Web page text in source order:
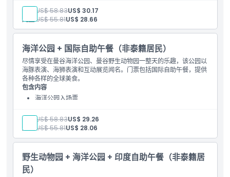
印度午餐自助餐（时间 11:00 上午 - 2:00 下午）
成人: US$ 58.83US$ 30.17
儿童:US$ 55.81US$ 28.66
海洋公园 + 国际自助午餐（非泰籍居民）
尽情享受在曼谷海洋公园、曼谷野生动物园一整天的乐趣，该公园以
海豚表演、海狮表演和互动展览闻名。门票包括国际自助午餐，提供
各种各样的全球美食。
包含内容
海洋公园入场票
成人: US$ 58.83US$ 29.26
儿童: US$ 55.81US$ 28.06
野生动物园 + 海洋公园 + 印度自助午餐（非泰籍居
民）